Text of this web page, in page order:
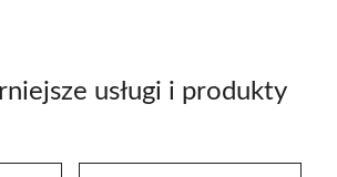
usługi i produkty